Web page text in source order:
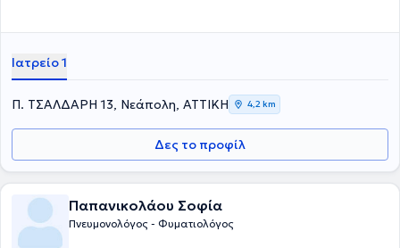
Ιατρείο 1
Π. ΤΣΑΛΔΑΡΗ 13, Νεάπολη, ΑΤΤΙΚΗ 4,2 km
Δες το προφίλ
Παπανικολάου Σοφία
Πνευμονολόγος - Φυματιολόγος